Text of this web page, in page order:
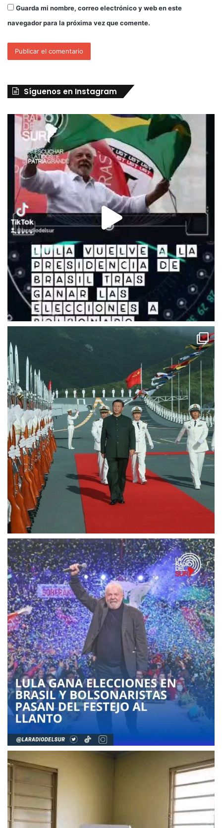
Guarda mi nombre, correo electrónico y web en este
navegador para la próxima vez que comente.
Síguenos en Instagram